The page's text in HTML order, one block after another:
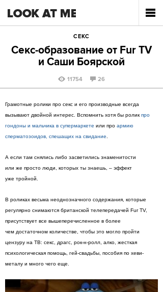
СЕКС
Секс-образование от Fur TV
и Саши Боярской
11754 26
Грамотные ролики про секс и его производные всегда
вызывают двойной интерес. Вспомнить хотя бы ролик про
гондоны и мальчика в супермаркете или про армию
сперматозоидов, спешащих на свидание
А если там снялись либо засветились знаменитости
или же просто люди, которых ты знаешь, – эффект
уже тройной.
В роликах весьма неоднозначного содержания, которые
регулярно снимаются британской телепередачей Fur TV,
присутствует все вышеперечисленное в более
чем достаточном количестве, чтобы это могло пройти
цензуру на ТВ: секс, драгс, рок-н-ролл, алко, жесткая
психологическая помощь, гей-свадьбы, пособия по хеви-
металу и много чего еще.